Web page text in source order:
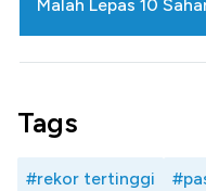
Malah Lepas 10
Tags
#rekor tertinggi